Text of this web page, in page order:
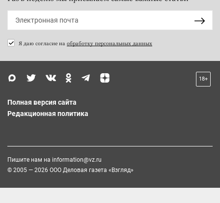
Я даю согласие на обработку персональных данных
18+
Полная версия сайта
Редакционная политика
Пишите нам на information@vz.ru
© 2005 — 2026 ООО Деловая газета «Взгляд»